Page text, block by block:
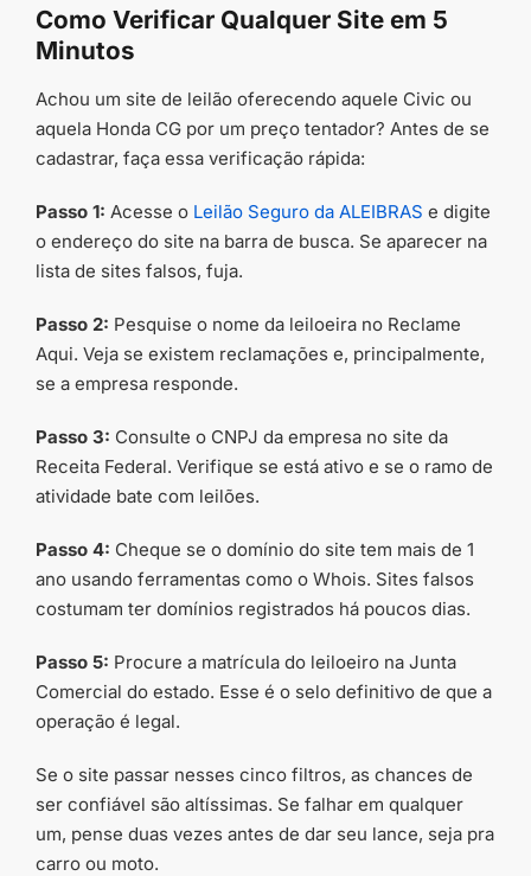
Como Verificar Qualquer Site em 5
Minutos
Achou um site de leilão oferecendo aquele Civic ou
aquela Honda CG por um preço tentador? Antes de se
cadastrar, faça essa verificação rápida:
Passo 1: Acesse o Leilão Seguro da ALEIBRAS e digite
o endereço do site na barra de busca. Se aparecer na
lista de sites falsos, fuja.
Passo 2: Pesquise o nome da leiloeira no Reclame
Aqui. Veja se existem reclamações e, principalmente,
se a empresa responde.
Passo 3: Consulte o CNPJ da empresa no site da
Receita Federal. Verifique se está ativo e se o ramo de
atividade bate com leilões.
Passo 4: Cheque se o domínio do site tem mais de 1
ano usando ferramentas como o Whois. Sites falsos
costumam ter domínios registrados há poucos dias.
Passo 5: Procure a matrícula do leiloeiro na Junta
Comercial do estado. Esse é o selo definitivo de que a
operação é legal.
Se o site passar nesses cinco filtros, as chances de
ser confiável são altíssimas. Se falhar em qualquer
um, pense duas vezes antes de dar seu lance, seja pra
carro ou moto.